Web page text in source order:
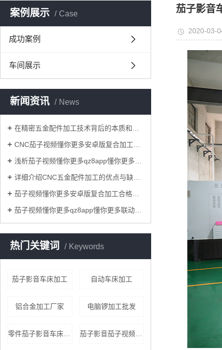
案例展示 Case
成功案例
车间展示
新闻资讯 News
在精密五金配件加工技术背后的本质和关键是什么？
CNC茄子视频懂你更多安卓版复合加工过程中减少铝型材表面损伤的原因？
浅析茄子视频懂你更多qz8app懂你更多cnc加工联动技术对模具业的重要意义！
详细介绍CNC五金配件加工的优点与缺点！
茄子视频懂你更多安卓版复合加工合格率的标准要求具体有哪些？
茄子视频懂你更多qz8app懂你更多联动茄子影音加工和一般的三轴联动茄子影音加工相比，优势有哪些？
热门关键词 Keywords
茄子影音车床加工 自动车床加工
铝合金加工厂家 电脑锣加工批发
茄子影音茄子视频懂你更多qz8app懂你更多车床加工
茄子影音
2020-03-